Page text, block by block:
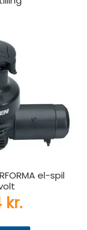
el-spil
kr.